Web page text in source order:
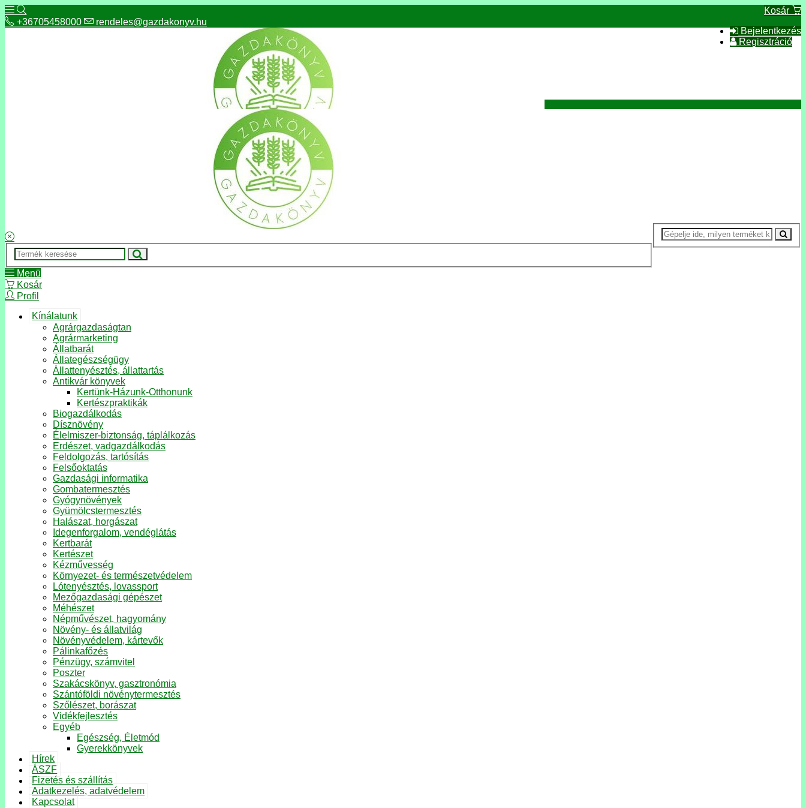
Kosár
Bejelentkezés
Regisztráció
+36705458000 rendeles@gazdakonyv.hu
Menü
Kosár
Profil
Kínálatunk
Agrárgazdaságtan
Agrármarketing
Állatbarát
Állategészségügy
Állattenyésztés, állattartás
Antikvár könyvek
Kertünk-Házunk-Otthonunk
Kertészpraktikák
Biogazdálkodás
Dísznövény
Élelmiszer-biztonság, táplálkozás
Erdészet, vadgazdálkodás
Feldolgozás, tartósítás
Felsőoktatás
Gazdasági informatika
Gombatermesztés
Gyógynövények
Gyümölcstermesztés
Halászat, horgászat
Idegenforgalom, vendéglátás
Kertbarát
Kertészet
Kézművesség
Környezet- és természetvédelem
Lótenyésztés, lovassport
Mezőgazdasági gépészet
Méhészet
Népművészet, hagyomány
Növény- és állatvilág
Növényvédelem, kártevők
Pálinkafőzés
Pénzügy, számvitel
Poszter
Szakácskönyv, gasztronómia
Szántóföldi növénytermesztés
Szőlészet, borászat
Vidékfejlesztés
Egyéb
Egészség, Életmód
Gyerekkönyvek
Hírek
ÁSZF
Fizetés és szállítás
Adatkezelés, adatvédelem
Kapcsolat